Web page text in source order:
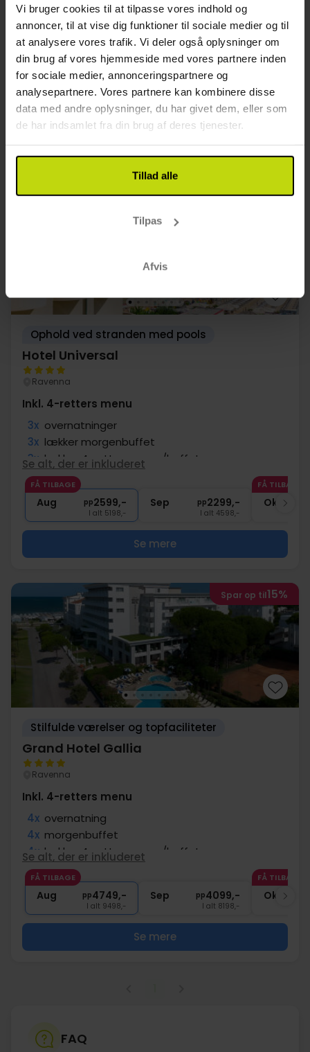
Vi bruger cookies til at tilpasse vores indhold og
annoncer, til at vise dig funktioner til sociale medier og til
at analysere vores trafik. Vi deler også oplysninger om
din brug af vores hjemmeside med vores partnere inden
for sociale medier, annonceringspartnere og
analysepartnere. Vores partnere kan kombinere disse
data med andre oplysninger, du har givet dem, eller som
de har indsamlet fra din brug af deres tjenester.
Tillad alle
Tilpas
Afvis
Inkl. halvpension
3x overnatninger m. morgenmad
3x lækker aftenbuffet
1x 1 velkomstdrink
1x Adgang til spa afdeling
3x Strandservice (parasol + solvogn)
Se alt, der er inkluderet
Aug Udsolgt Sep pp2429,-
I alt 4858,-
GOD PRIS!
Ophold ved stranden med pools
Hotel Universal
Ravenna
Inkl. 4-retters menu
3x overnatninger
3x lækker morgenbuffet
3x lækker 4-retters menu/buffet
∞ Gratis entré til pools
∞ Fri adgang til fitness
Se alt, der er inkluderet
FÅ TILBAGE
Aug pp2599,-
I alt 5198,-
Sep pp2299,-
I alt 4598,-
FÅ TILBAGE
Okt
Se mere
Spar op til15%
Stilfulde værelser og topfaciliteter
Grand Hotel Gallia
Ravenna
Inkl. 4-retters menu
4x overnatning
4x morgenbuffet
4x lækker 4-retters menu/buffet
∞ Adgang til swimmingpool
∞ Fri adgang til fitness
Se alt, der er inkluderet
FÅ TILBAGE
Aug pp4749,-
I alt 9498,-
Sep pp4099,-
I alt 8198,-
FÅ TILBAGE
Okt
Se mere
FAQ